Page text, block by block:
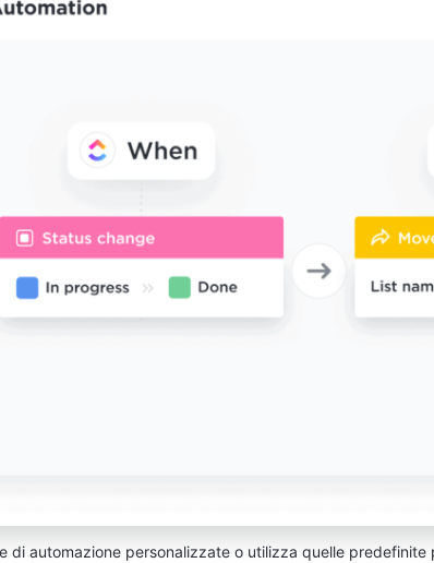
di automazione personalizzate o utilizza quelle